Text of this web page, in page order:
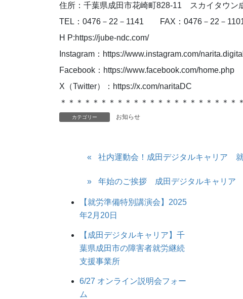
住所：千葉県成田市花崎町828-11 スカイタウン
TEL：0476－22－1141 FAX：0476－22－
H P:https://jube-ndc.com/
Instagram：https://www.instagram.com/
Facebook：https://www.facebook.com/home.php
X（Twitter）：https://x.com/naritaDC
＊＊＊＊＊＊＊＊＊＊＊＊＊＊＊＊＊＊＊＊＊＊
カテゴリー お知らせ
社内運動会！成田デジタルキャリア
年始のご挨拶 成田デジタルキャリア
【就労準備特別講演会】2025
年2月20日
【成田デジタルキャリア】千
葉県成田市の障害者就労継続
支援事業所
6/27 オンライン説明会フォー
ム